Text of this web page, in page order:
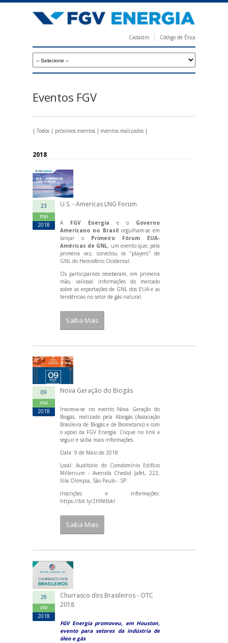
para
principal
V
r
a
Cadastro Código de Ética
Eventos FGV
| Todos | próximos eventos | eventos realizados |
2018
23
mai
2018
U.S. - Americas LNG Forum
A FGV Energia e o Governo
Americano no Brasilorgulham-se em
lançar o Primeiro Fórum EUA-
Américas de GNL, um evento que, pela
primeira vez, conectou os "players" de
GNL do Hemisfério Ocidental.
Os participantes receberam, em primeira
mão, valiosas informações do mercado
sobre as exportações de GNL dos EUA e as
tendências no setor de gás natural.
Saiba Mais
09
mai
2018
Nova Geração do Biogás
Inscreva-se no evento Nova Geração do
Biogás, realizado pela Abiogás (Associação
Brasileira de Biogás e de Biometano) e com
o apoio da FGV Energia. Clique no link a
seguir e saiba mais informações.
Data: 9 de Maio de 2018
Local: Auditório do Comdomínio Edifício
Millenium - Avenida Chedid Jafet, 222,
Vila Olímpia, São Paulo - SP.
Inscrições e informações:
https://bit.ly/2HWdbkl
Saiba Mais
29
abr
2018
Churrasco dos Brasileiros - OTC
2018
FGV Energia promoveu, em Houston,
evento para setores da indústria de
óleo e gás